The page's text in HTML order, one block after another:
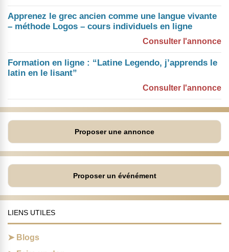
Apprenez le grec ancien comme une langue vivante
– méthode Logos – cours individuels en ligne
Consulter l'annonce
Formation en ligne : “Latine Legendo, j’apprends le
latin en le lisant”
Consulter l'annonce
Proposer une annonce
Proposer un événément
LIENS UTILES
Blogs